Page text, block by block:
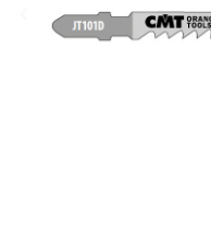
Poprzedni